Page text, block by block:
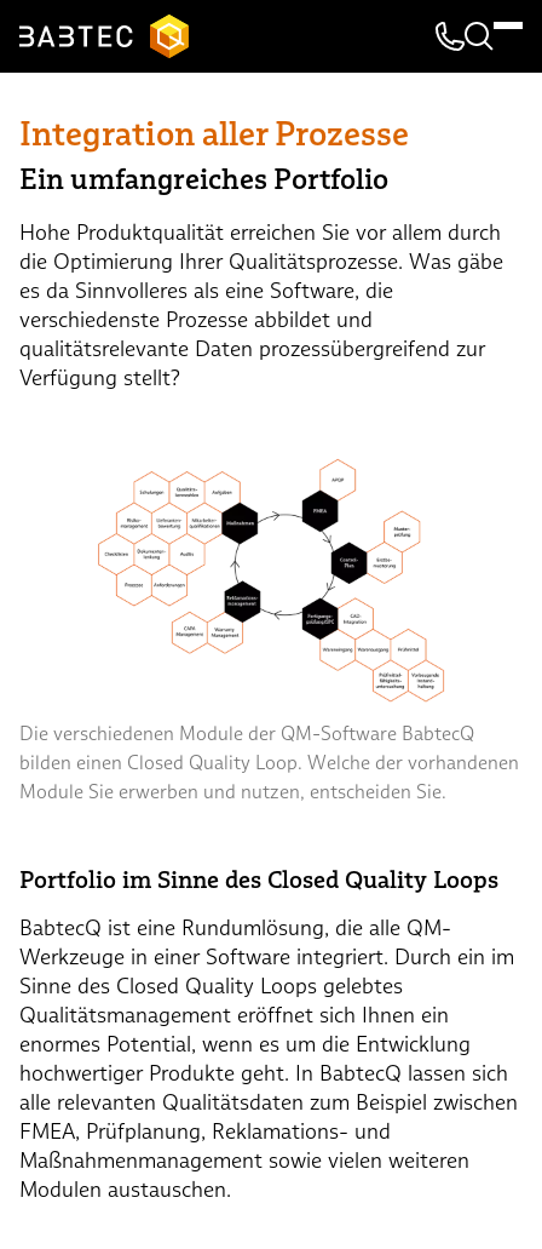
Suche
Kontakt &
Integration aller Prozesse
Ein umfangreiches Portfolio
Hohe Produktqualität erreichen Sie vor allem durch
die Optimierung Ihrer Qualitätsprozesse. Was gäbe
es da Sinnvolleres als eine Software, die
verschiedenste Prozesse abbildet und
qualitätsrelevante Daten prozessübergreifend zur
Verfügung stellt?
Die verschiedenen Module der QM-Software BabtecQ
bilden einen Closed Quality Loop. Welche der vorhandenen
Module Sie erwerben und nutzen, entscheiden Sie.
Portfolio im Sinne des Closed Quality Loops
BabtecQ ist eine Rundumlösung, die alle QM-
Werkzeuge in einer Software integriert. Durch ein im
Sinne des Closed Quality Loops gelebtes
Qualitätsmanagement eröffnet sich Ihnen ein
enormes Potential, wenn es um die Entwicklung
hochwertiger Produkte geht. In BabtecQ lassen sich
alle relevanten Qualitätsdaten zum Beispiel zwischen
FMEA, Prüfplanung, Reklamations- und
Maßnahmenmanagement sowie vielen weiteren
Modulen austauschen.